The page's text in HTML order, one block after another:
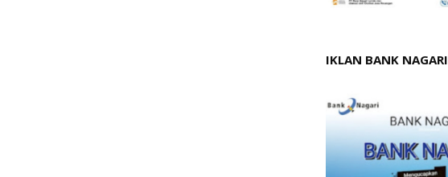
IKLAN BANK NAGARI